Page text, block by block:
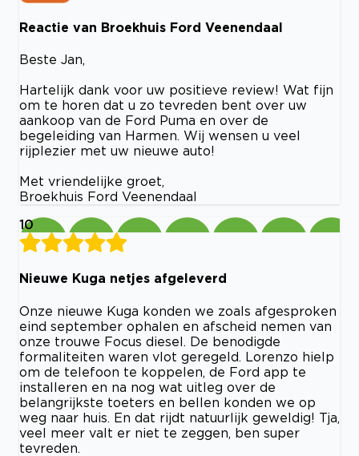
Reactie van Broekhuis Ford Veenendaal
Beste Jan,
Hartelijk dank voor uw positieve review! Wat fijn
om te horen dat u zo tevreden bent over uw
aankoop van de Ford Puma en over de
begeleiding van Harmen. Wij wensen u veel
rijplezier met uw nieuwe auto!
Met vriendelijke groet,
Broekhuis Ford Veenendaal
10
Nieuwe Kuga netjes afgeleverd
Onze nieuwe Kuga konden we zoals afgesproken
eind september ophalen en afscheid nemen van
onze trouwe Focus diesel. De benodigde
formaliteiten waren vlot geregeld. Lorenzo hielp
om de telefoon te koppelen, de Ford app te
installeren en na nog wat uitleg over de
belangrijkste toeters en bellen konden we op
weg naar huis. En dat rijdt natuurlijk geweldig! Tja,
veel meer valt er niet te zeggen, ben super
tevreden.